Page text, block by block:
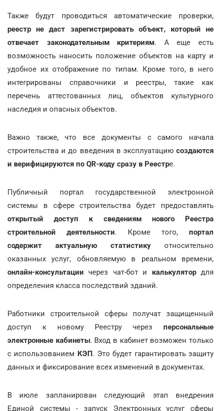
Также будут проводиться автоматические проверки,
реестр не даст зарегистрировать объект, который не
отвечает законодательным критериям. А еще есть
возможность наносить положение объектов на карту и
удобное их отображение по типам. Кроме того, в него
интегрированы справочники и реестры, такие как
перечень аттестованных лиц, объектов культурного
наследия и опасных объектов.
Важно также, что все документы с самого начала
строительства и до введения в эксплуатацию создаются
и верифицируются по QR-коду сразу в Реестре.
Публичный портал государственной электронной
системы в сфере строительства будет предоставлять
открытый доступ к сведениям нового Реестра
строительной деятельности. Кроме того, портал
содержит актуальную статистику относительно
оказанных услуг, обновляемую в реальном времени,
онлайн-консультации через чат-бот и калькулятордля
определения класса последствий зданий.
Работники строительной сферы получат защищенный
доступ к новому Реестру через персональные
электронные кабинеты. Вход в кабинет возможен только
с использованием КЭП. Это будет гарантировать защиту
данных и фиксирование всех изменений в документах.
В июле запланирован следующий этап внедрения
Единой системы - запуск Электронных услуг сферы